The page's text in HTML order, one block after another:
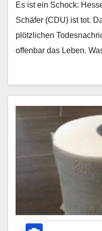
Es ist ein Schock:
Schäfer (CDU) ist tot.
plötzlichen
offenbar das Leben.